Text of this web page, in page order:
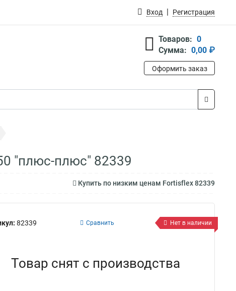
Вход Регистрация
Товаров: 0
Сумма: 0,00 ₽
Оформить заказ
"плюс-плюс" 82339
Купить по низким ценам Fortisflex 82339
82339 Сравнить Нет в наличии
Товар снят с производства